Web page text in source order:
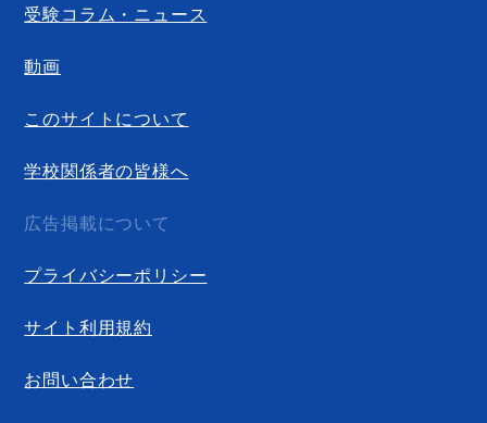
受験コラム・ニュース
動画
このサイトについて
学校関係者の皆様へ
広告掲載について
プライバシーポリシー
サイト利用規約
お問い合わせ